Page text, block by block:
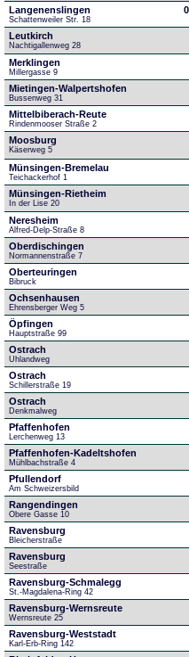
Langenenslingen
Schattenweiler Str. 18
Leutkirch
Nachtigallenweg 28
Merklingen
Millergasse 9
Mietingen-Walpertshofen
Bussenweg 31
Mittelbiberach-Reute
Rindenmooser Straße 2
Moosburg
Käserweg 5
Münsingen-Bremelau
Teichackerhof 1
Münsingen-Rietheim
In der Lise 20
Neresheim
Alfred-Delp-Straße 8
Oberdischingen
Normannenstraße 7
Oberteuringen
Bibruck
Ochsenhausen
Ehrensberger Weg 5
Öpfingen
Hauptstraße 99
Ostrach
Uhlandweg
Ostrach
Schillerstraße 19
Ostrach
Denkmalweg
Pfaffenhofen
Lerchenweg 13
Pfaffenhofen-Kadeltshofen
Mühlbachstraße 4
Pfullendorf
Am Schweizersbild
Rangendingen
Obere Gasse 10
Ravensburg
Bleicherstraße
Ravensburg
Seestraße
Ravensburg-Schmalegg
St.-Magdalena-Ring 42
Ravensburg-Wernsreute
Wernsreute 25
Ravensburg-Weststadt
Karl-Erb-Ring 142